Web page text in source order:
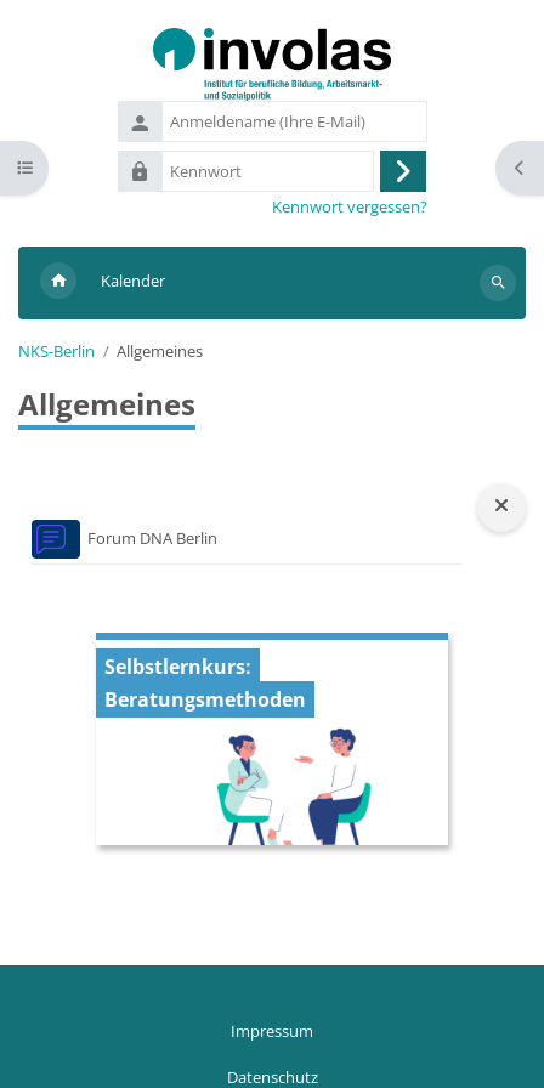
Anmeldename
(Ihre
Kennwort
Anmelden
Kennwort vergessen?
Kalender
Suchen
Kursindex öffnen
NKS-Berlin Allgemeines
Allgemeines
Forum DNA Berlin
Selbstlernkurs:
Beratungsmethoden
Impressum
Datenschutz